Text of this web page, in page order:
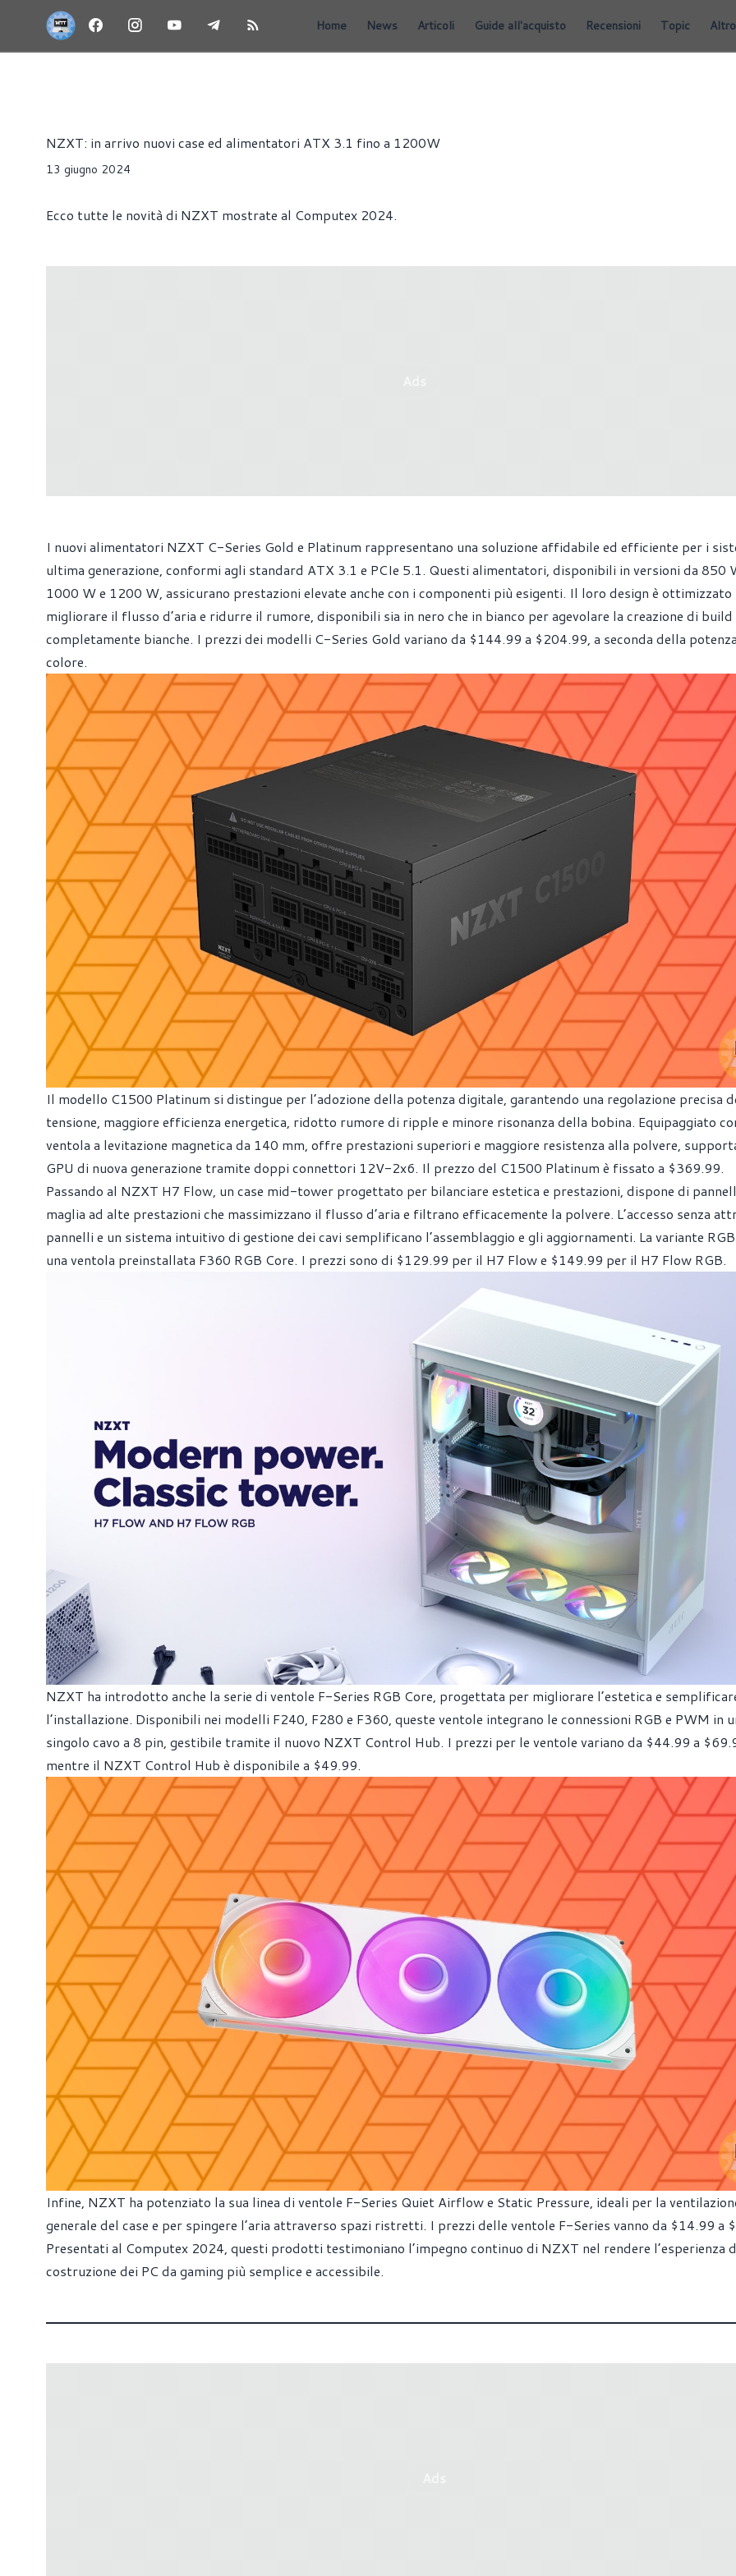
Home News Articoli Guide all'acquisto Recensioni Topic Altro
NZXT: in arrivo nuovi case ed alimentatori ATX 3.1 fino a 1200W
13 giugno 2024
Ecco tutte le novità di NZXT mostrate al Computex 2024.
I nuovi alimentatori NZXT C-Series Gold e Platinum rappresentano una soluzione affidabile ed efficiente per i
ultima generazione, conformi agli standard ATX 3.1 e PCIe 5.1. Questi alimentatori, disponibili in versioni da 850
1000 W e 1200 W, assicurano prestazioni elevate anche con i componenti più esigenti. Il loro design è ottimizzato
migliorare il flusso d’aria e ridurre il rumore, disponibili sia in nero che in bianco per agevolare la creazione di build
completamente bianche. I prezzi dei modelli C-Series Gold variano da $144.99 a $204.99, a seconda della
colore.
Il modello C1500 Platinum si distingue per l’adozione della potenza digitale, garantendo una regolazione precisa
tensione, maggiore efficienza energetica, ridotto rumore di ripple e minore risonanza della bobina. Equipaggiato
ventola a levitazione magnetica da 140 mm, offre prestazioni superiori e maggiore resistenza alla polvere,
GPU di nuova generazione tramite doppi connettori 12V-2x6. Il prezzo del C1500 Platinum è fissato a $369.99.
Passando al NZXT H7 Flow, un case mid-tower progettato per bilanciare estetica e prestazioni, dispone di
maglia ad alte prestazioni che massimizzano il flusso d’aria e filtrano efficacemente la polvere. L’accesso senza
pannelli e un sistema intuitivo di gestione dei cavi semplificano l’assemblaggio e gli aggiornamenti. La variante
una ventola preinstallata F360 RGB Core. I prezzi sono di $129.99 per il H7 Flow e $149.99 per il H7 Flow RGB.
NZXT ha introdotto anche la serie di ventole F-Series RGB Core, progettata per migliorare l’estetica e
l’installazione. Disponibili nei modelli F240, F280 e F360, queste ventole integrano le connessioni RGB e PWM in
singolo cavo a 8 pin, gestibile tramite il nuovo NZXT Control Hub. I prezzi per le ventole variano da $44.99 a
mentre il NZXT Control Hub è disponibile a $49.99.
Infine, NZXT ha potenziato la sua linea di ventole F-Series Quiet Airflow e Static Pressure, ideali per la
generale del case e per spingere l’aria attraverso spazi ristretti. I prezzi delle ventole F-Series vanno da $14.99 a
Presentati al Computex 2024, questi prodotti testimoniano l’impegno continuo di NZXT nel rendere l’esperienza
costruzione dei PC da gaming più semplice e accessibile.